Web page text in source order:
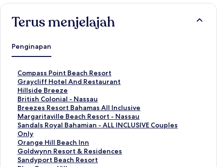
Terus menjelajah
Penginapan
Compass Point Beach Resort
T
a
u
t
a
n
S
t
a
n
d
Graycliff Hotel And Restaurant
T
a
u
t
a
n
S
t
a
n
Hillside Breeze
T
a
u
t
a
n
S
t
a
British Colonial - Nassau
T
a
u
t
a
n
S
t
Breezes Resort Bahamas All Inclusive
T
a
u
t
a
n
S
Margaritaville Beach Resort - Nassau
T
a
u
t
a
n
Sandals Royal Bahamian - ALL INCLUSIVE Couples
Only
T
a
u
t
a
Orange Hill Beach Inn
T
a
u
Goldwynn Resort & Residences
T
a
Sandyport Beach Resort
T